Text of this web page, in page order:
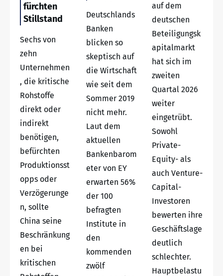
fürchten
Stillstand
Sechs von
zehn
Unternehmen
, die kritische
Rohstoffe
direkt oder
indirekt
benötigen,
befürchten
Produktionsst
opps oder
Verzögerunge
n, sollte
China seine
Beschränkung
en bei
kritischen
Deutschlands
Banken
blicken so
skeptisch auf
die Wirtschaft
wie seit dem
Sommer 2019
nicht mehr.
Laut dem
aktuellen
Bankenbarom
eter von EY
erwarten 56%
der 100
befragten
Institute in
den
kommenden
zwölf
auf dem
deutschen
Beteiligungsk
apitalmarkt
hat sich im
zweiten
Quartal 2026
weiter
eingetrübt.
Sowohl
Private-
Equity- als
auch Venture-
Capital-
Investoren
bewerten ihre
Geschäftslage
deutlich
schlechter.
Hauptbelastu